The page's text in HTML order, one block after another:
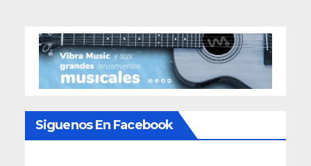
Siguenos En Facebook